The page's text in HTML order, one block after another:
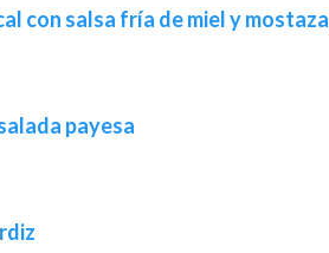
con salsa fría de miel y mostaza
payesa